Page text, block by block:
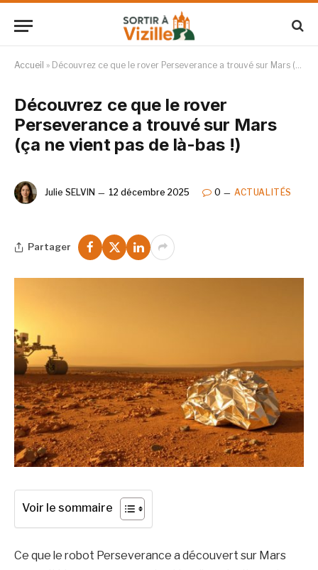
Accueil » Découvrez ce que le rover Perseverance a trouvé sur Mars (ça ne vient pas de là-bas !)
Découvrez ce que le rover
Perseverance a trouvé sur Mars
(ça ne vient pas de là-bas !)
Julie SELVIN 12 décembre 2025 0 ACTUALITÉS
Partager
Voir le sommaire
Ce que le robot Perseverance a découvert sur Mars